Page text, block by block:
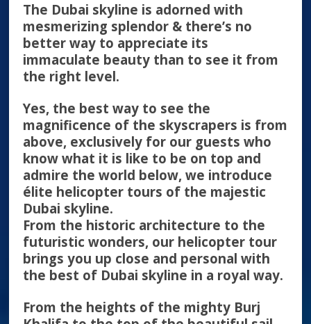
The Dubai skyline is adorned with
mesmerizing splendor & there’s no
better way to appreciate its
immaculate beauty than to see it from
the right level.
Yes, the best way to see the
magnificence of the skyscrapers is from
above, exclusively for our guests who
know what it is like to be on top and
admire the world below, we introduce
élite helicopter tours of the majestic
Dubai skyline.
From the historic architecture to the
futuristic wonders, our helicopter tour
brings you up close and personal with
the best of Dubai skyline in a royal way.
From the heights of the mighty Burj